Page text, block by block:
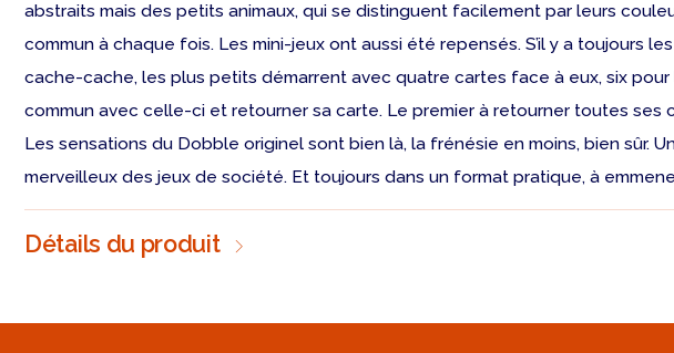
abstraits mais des petits animaux, qui se distinguent facilement par leurs
commun à chaque fois. Les mini-jeux ont aussi été repensés. S’il y a toujours
cache-cache, les plus petits démarrent avec quatre cartes face à eux, six
commun avec celle-ci et retourner sa carte. Le premier à retourner toutes ses
Les sensations du Dobble originel sont bien là, la frénésie en moins, bien
merveilleux des jeux de société. Et toujours dans un format pratique, à
Détails du produit